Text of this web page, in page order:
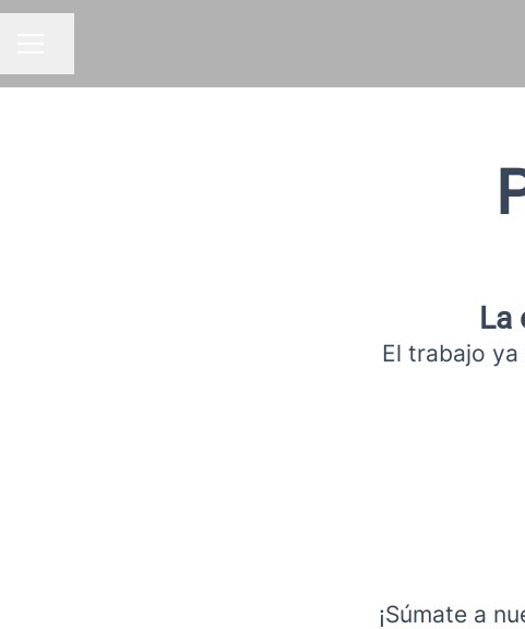
La
El trabajo
¡Súmate a